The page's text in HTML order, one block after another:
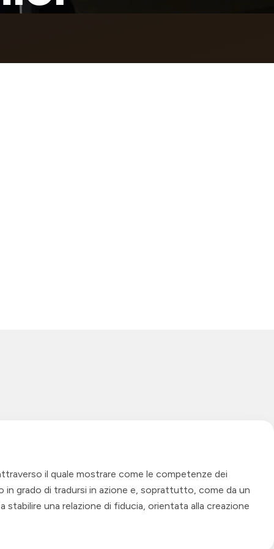
il quale mostrare come le competenze dei
in grado di tradursi in azione e, soprattutto, come da un
stabilire una relazione di fiducia, orientata alla creazione